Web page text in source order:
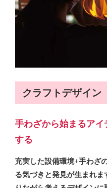
クラフトデザイン
手わざから始まるア
する
充実した設備環境+手わざ
る気づきと発見が生まれま